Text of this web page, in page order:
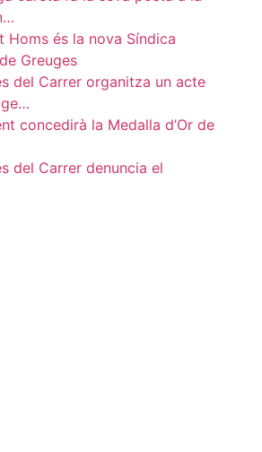
Homs és la nova Síndica
Greuges
del Carrer organitza un acte
concedirà la Medalla d’Or de
del Carrer denuncia el